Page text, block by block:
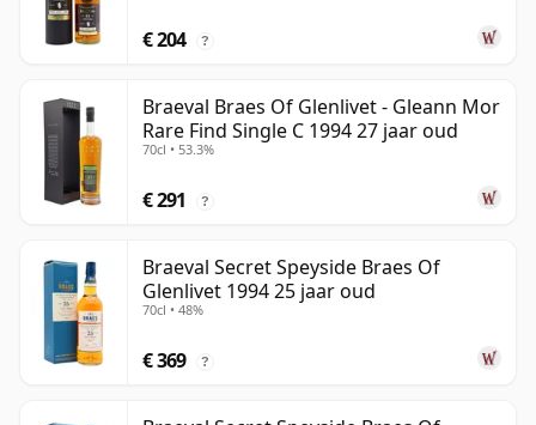
€ 204 ?
Braeval Braes Of Glenlivet - Gleann Mor
Rare Find Single C 1994 27 jaar oud
70cl • 53.3%
€ 291 ?
Braeval Secret Speyside Braes Of
Glenlivet 1994 25 jaar oud
70cl • 48%
€ 369 ?